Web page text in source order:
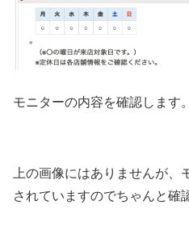
モニターの内容を確認します。
上の画像にはありませんが、
されていますのでちゃんと確